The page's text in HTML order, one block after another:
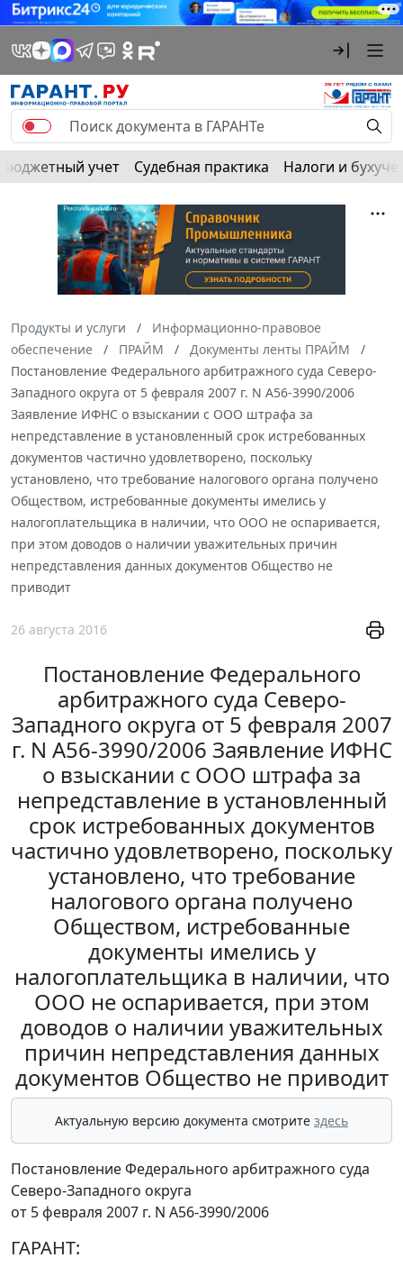
Бюджетный учет Судебная практика Налоги и
Продукты и услуги
Информационно-правовое
обеспечение
ПРАЙМ
Документы ленты ПРАЙМ
Постановление Федерального арбитражного суда Северо-
Западного округа от 5 февраля 2007 г. N А56-3990/2006
Заявление ИФНС о взыскании с ООО штрафа за
непредставление в установленный срок истребованных
документов частично удовлетворено, поскольку
установлено, что требование налогового органа получено
Обществом, истребованные документы имелись у
налогоплательщика в наличии, что ООО не оспаривается,
при этом доводов о наличии уважительных причин
непредставления данных документов Общество не
приводит
26 августа 2016
Постановление Федерального
арбитражного суда Северо-
Западного округа от 5 февраля 2007
г. N А56-3990/2006 Заявление ИФНС
о взыскании с ООО штрафа за
непредставление в установленный
срок истребованных документов
частично удовлетворено, поскольку
установлено, что требование
налогового органа получено
Обществом, истребованные
документы имелись у
налогоплательщика в наличии, что
ООО не оспаривается, при этом
доводов о наличии уважительных
причин непредставления данных
документов Общество не приводит
Актуальную версию документа смотрите здесь
Постановление Федерального арбитражного суда
Северо-Западного округа
от 5 февраля 2007 г. N А56-3990/2006
ГАРАНТ: